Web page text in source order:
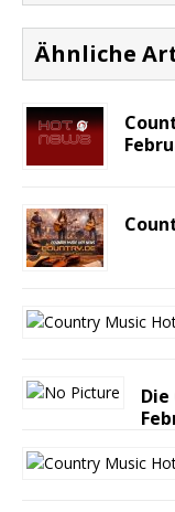
Ähnliche